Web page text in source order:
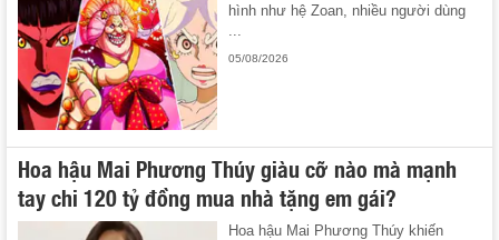
hình như hệ Zoan, nhiều người dùng
05/08/2026
Hoa hậu Mai Phương Thúy giàu cỡ nào mà mạnh
tay chi 120 tỷ đồng mua nhà tặng em gái?
Hoa hậu Mai Phương Thúy khiến